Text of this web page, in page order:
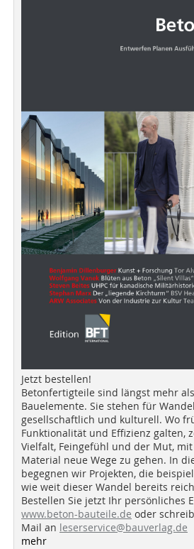
Jetzt bestellen!
Betonfertigteile sind längst mehr
Bauelemente. Sie stehen für
gesellschaftlich und kulturell. Wo
Funktionalität und Effizienz galten,
Vielfalt, Feingefühl und der Mut,
Material neue Wege zu gehen. In
begegnen wir Projekten, die
wie weit dieser Wandel bereits
Bestellen Sie jetzt Ihr persönliches
www.beton-bauteile.de oder
Mail an leserservice@bauverlag.de
mehr